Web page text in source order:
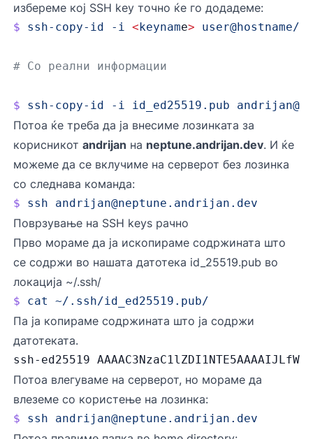
избереме кој SSH key точно ќе го додадеме:
$ ssh-copy-id -i <keyname> user@hostname/
# Со реални информации
$ ssh-copy-id -i id_ed25519.pub
Потоа ќе треба да ја внесиме лозинката за
корисникот andrijan на neptune.andrijan.dev. И ќе
можеме да се вклучиме на серверот без лозинка
со следнава команда:
$ ssh andrijan@neptune.andrijan.dev
Поврзување на SSH keys рачно
Прво мораме да ја ископираме содржината што
се содржи во нашата датотека id_25519.pub во
локација ~/.ssh/
$ cat ~/.ssh/id_ed25519.pub/
Па ја копираме содржината што ја содржи
датотеката.
ssh-ed25519
Потоа влегуваме на серверот, но мораме да
влеземе со користење на лозинка:
$ ssh andrijan@neptune.andrijan.dev